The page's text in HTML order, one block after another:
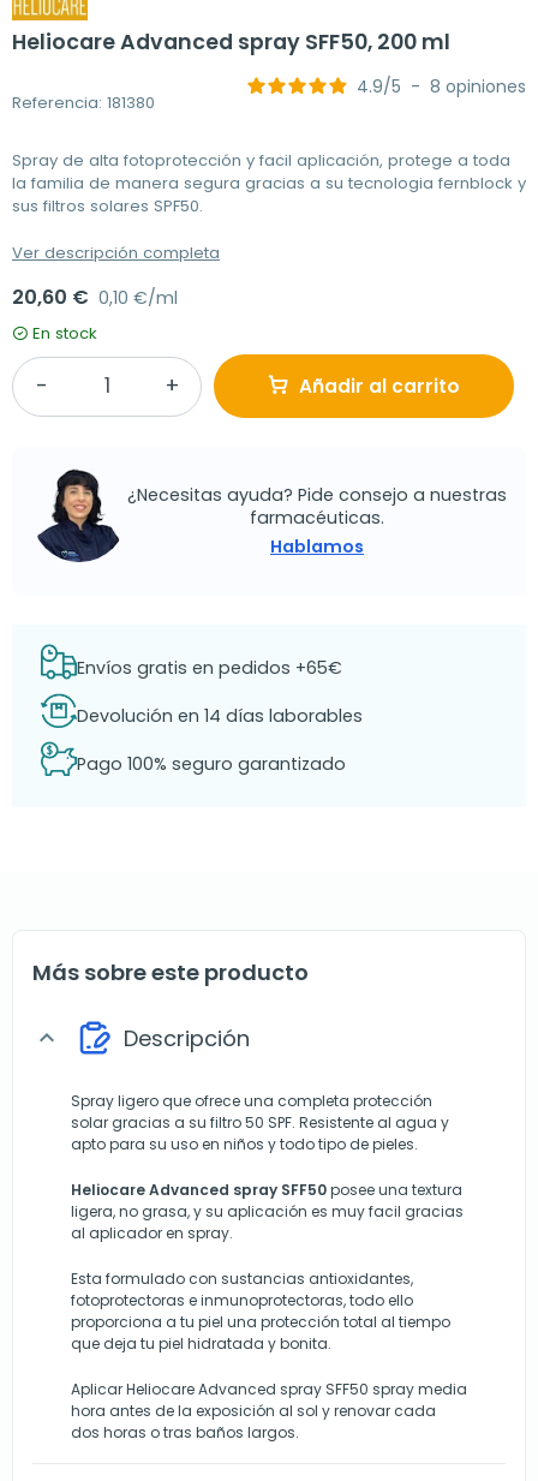
Heliocare Advanced spray SFF50, 200 ml
Referencia: 181380
4.9/5 - 8 opiniones
Spray de alta fotoprotección y facil aplicación, protege a toda
la familia de manera segura gracias a su tecnologia fernblock y
sus filtros solares SPF50.
Ver descripción completa
20,60 € 0,10 €/ml
En stock
Añadir al carrito
¿Necesitas ayuda? Pide consejo a nuestras
farmacéuticas.
Hablamos
Envíos gratis en pedidos +65€
Devolución en 14 días laborables
Pago 100% seguro garantizado
Más sobre este producto
expand_more Descripción
Spray ligero que ofrece una completa protección
solar gracias a su filtro 50 SPF. Resistente al agua y
apto para su uso en niños y todo tipo de pieles.
Heliocare Advanced spray SFF50posee una textura
ligera, no grasa, y su aplicación es muy facil gracias
al aplicador en spray.
Esta formulado con sustancias antioxidantes,
fotoprotectoras e inmunoprotectoras, todo ello
proporciona a tu piel una protección total al tiempo
que deja tu piel hidratada y bonita.
Aplicar Heliocare Advanced spray SFF50 spray media
hora antes de la exposición al sol y renovar cada
dos horas o tras baños largos.